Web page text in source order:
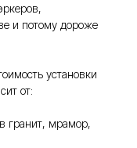
и потому дороже
установки
от:
гранит, мрамор,